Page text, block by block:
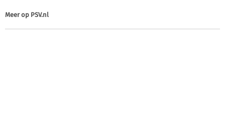
Meer op PSV.nl